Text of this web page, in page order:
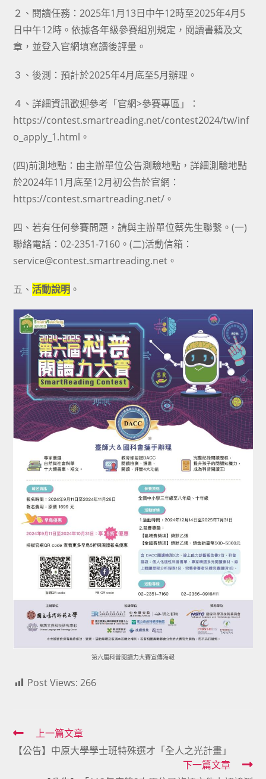
２、閱讀任務：2025年1月13日中午12時至2025年4月5
日中午12時。依據各年級參賽組別規定，閱讀書籍及文
章，並登入官網填寫讀後評量。
３、後測：預計於2025年4月底至5月辦理。
４、詳細資訊歡迎參考「官網>參賽專區」：
https://contest.smartreading.net/contest2024/tw/inf
o_apply_1.html。
(四)前測地點：由主辦單位公告測驗地點，詳細測驗地點
於2024年11月底至12月初公告於官網：
https://contest.smartreading.net/。
四、若有任何參賽問題，請與主辦單位蔡先生聯繫。(一)
聯絡電話：02-2351-7160。(二)活動信箱：
service@contest.smartreading.net。
五、活動說明 。
第六屆科普閱讀力大賽宣傳海報
Post Views: 266
Read
more
articles
上一篇文章
【公告】中原大學學士班特殊選才「全人之光計畫」
下一篇文章